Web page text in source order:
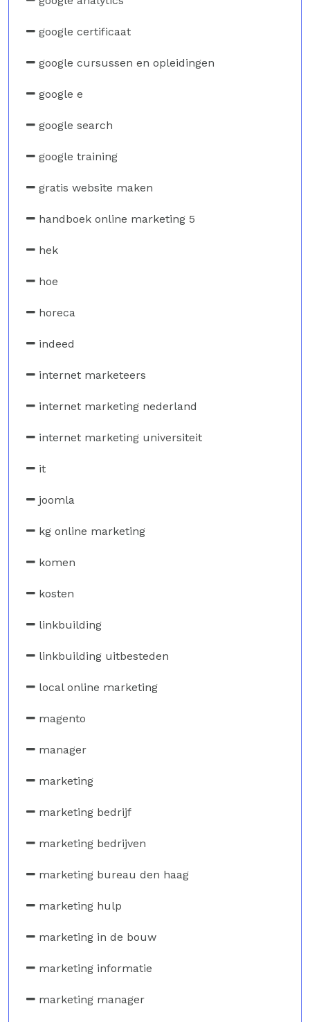
google certificaat
google cursussen en opleidingen
google e
google search
google training
gratis website maken
handboek online marketing 5
hek
hoe
horeca
indeed
internet marketeers
internet marketing nederland
internet marketing universiteit
it
joomla
kg online marketing
komen
kosten
linkbuilding
linkbuilding uitbesteden
local online marketing
magento
manager
marketing
marketing bedrijf
marketing bedrijven
marketing bureau den haag
marketing hulp
marketing in de bouw
marketing informatie
marketing manager